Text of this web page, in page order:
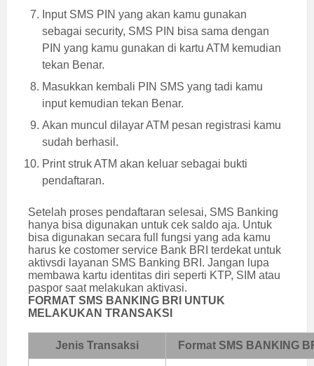
Input SMS PIN yang akan kamu gunakan
sebagai security, SMS PIN bisa sama dengan
PIN yang kamu gunakan di kartu ATM kemudian
tekan Benar.
Masukkan kembali PIN SMS yang tadi kamu
input kemudian tekan Benar.
Akan muncul dilayar ATM pesan registrasi kamu
sudah berhasil.
Print struk ATM akan keluar sebagai bukti
pendaftaran.
Setelah proses pendaftaran selesai, SMS Banking
hanya bisa digunakan untuk cek saldo aja. Untuk
bisa digunakan secara full fungsi yang ada kamu
harus ke costomer service Bank BRI terdekat untuk
aktivsdi layanan SMS Banking BRI. Jangan lupa
membawa kartu identitas diri seperti KTP, SIM atau
paspor saat melakukan aktivasi.
FORMAT SMS BANKING BRI UNTUK
MELAKUKAN TRANSAKSI
Jenis Transaksi Format SMS BANKING